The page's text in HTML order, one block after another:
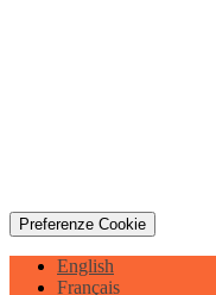
Preferenze Cookie
English
Français